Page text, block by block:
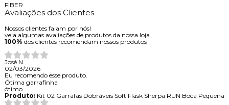
FIBER
Avaliações dos Clientes
Nossos clientes falam por nós!
veja algumas avaliações de produtos da nossa loja.
100% dos clientes recomendam nossos produtos
José N.
02/03/2026
Eu recomendo esse produto.
Ótima garrafinha
ótimo
Produto:Kit 02 Garrafas Dobráveis Soft Flask Sherpa RUN Boca Pequena